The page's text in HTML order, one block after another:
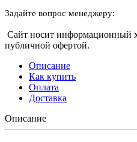
Задайте вопрос менеджеру:
Сайт носит информационный
публичной офертой.
Описание
Как купить
Оплата
Доставка
Описание